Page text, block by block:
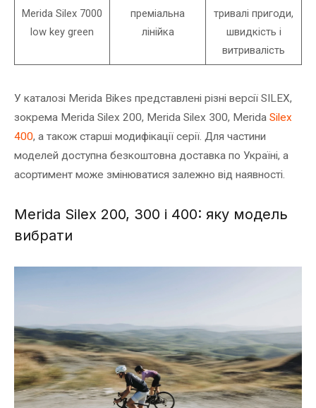
Merida Silex 7000
low key green
преміальна
лінійка
тривалі пригоди,
швидкість і
витривалість
У каталозі Merida Bikes представлені різні версії SILEX,
зокрема Merida Silex 200, Merida Silex 300, Merida Silex
400, а також старші модифікації серії. Для частини
моделей доступна безкоштовна доставка по Україні, а
асортимент може змінюватися залежно від наявності.
Merida Silex 200, 300 і 400: яку модель
вибрати